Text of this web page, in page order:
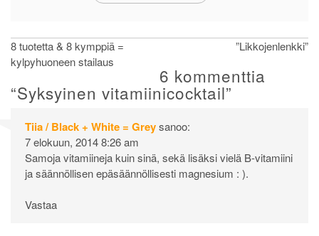
Artikkelien
selaus
8 tuotetta & 8 kymppiä =
kylpyhuoneen stailaus
”Likkojenlenkki”
6 kommenttia
“Syksyinen vitamiinicocktail”
Tiia / Black + White = Greysanoo:
7 elokuun, 2014 8:26 am
Samoja vitamiineja kuin sinä, sekä lisäksi vielä B-vitamiini
ja säännöllisen epäsäännöllisesti magnesium : ).
Vastaa